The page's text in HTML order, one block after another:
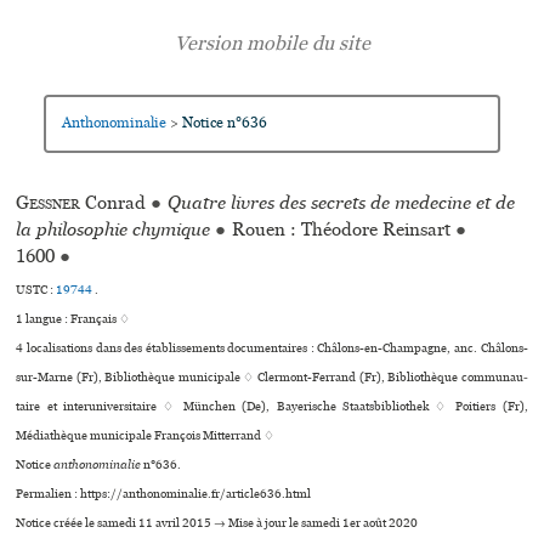
Anthonominalie > Notice n°636
Gessner Conrad ● Quatre livres des secrets de medecine et de
la philosophie chymique ● Rouen : Théodore Reinsart ●
1600 ●
USTC : 19744.
1 langue :Français ♢
4 localisations dans des établissements documentaires : Châlons-en-Champagne, anc. Châlons-
sur-Marne (Fr), Bibliothèque muni­ci­pale ♢ Clermont-Ferrand (Fr), Bibliothèque com­mu­nau­
taire et inte­ru­ni­ver­si­taire ♢ München (De), Bayerische Staatsbibliothek ♢ Poitiers (Fr),
Médiathèque muni­ci­pale François Mitterrand ♢
Noticeanthonominalien°636.
Permalien : https://anthonominalie.fr/article636.html
Notice créée le samedi 11 avril 2015 → Mise à jour le samedi 1er août 2020